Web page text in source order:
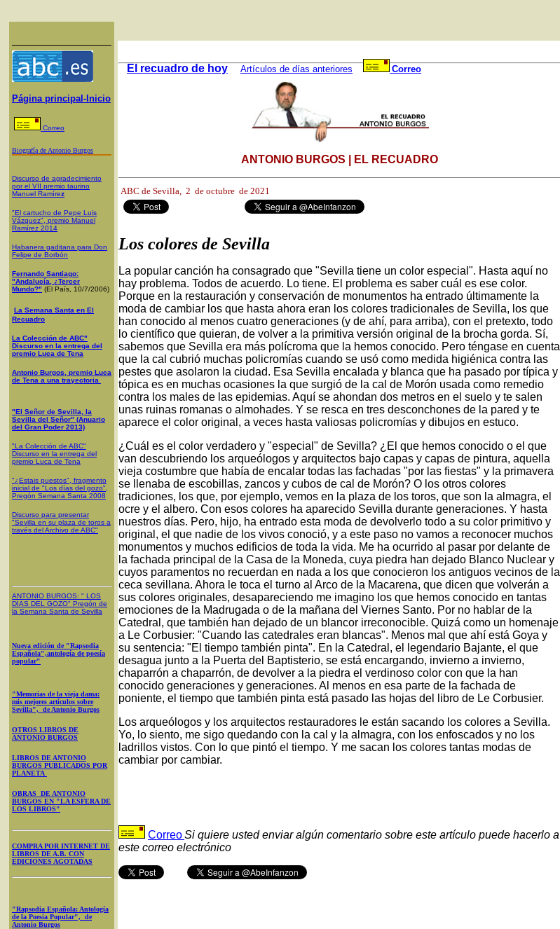
Página principal-Inicio
Correo
Biografía de Antonio Burgos
Discurso de agradecimiento
por el VII premio taurino
Manuel Ramírez
"El cartucho de Pepe Luis
Vázquez", premio Manuel
Ramírez 2014
Habanera gaditana para Don
Felipe de Borbón
Fernando Santiago:
"Andalucía, ¿Tercer
Mundo?" (El País, 10/7/2006)
La Semana Santa en El
Recuadro
La Colección de ABC"
Discurso en la entrega del
premio Luca de Tena
Antonio Burgos, premio Luca
de Tena a una trayectoria
"El Señor de Sevilla, la
Sevilla del Señor" (Anuario
del Gran Poder 2013)
"La Colección de ABC"
Discurso en la entrega del
premio Luca de Tena
"¿Estais puestos", fragmento
inicial de "Los días del gozo",
Pregón Semana Santa 2008
Discurso para presentar
"Sevilla en su plaza de toros a
través del Archivo de ABC"
ANTONIO BURGOS: " LOS
DÍAS DEL GOZO" Pregón de
la Semana Santa de Sevilla
Nueva edición de "Rapsodia
Española",antología de poesía
popular"
"Memorias de la vieja dama:
mis mejores artículos sobre
Sevilla", de Antonio Burgos
OTROS LIBROS DE
ANTONIO BURGOS
LIBROS DE ANTONIO
BURGOS PUBLICADOS POR
PLANETA
OBRAS DE ANTONIO
BURGOS EN "LA ESFERA DE
LOS LIBROS"
COMPRA POR INTERNET DE
LIBROS DE A.B. CON
EDICIONES AGOTADAS
"Rapsodia Española: Antología
de la Poesía Popular", de
Antonio Burgos
El recuadro de hoy Artículos de días anteriores Correo
ANTONIO BURGOS | EL RECUADRO
ABC de Sevilla, 2 de octubre de 2021
Los colores de Sevilla
La popular canción ha consagrado que "Sevilla tiene un color especial". Hasta aquí no
hay problema. Todos de acuerdo. Lo tiene. El problema es saber cuál es ese color.
Porque en la restauración y conservación de monumentos ha entrado últimamente la
moda de cambiar los que hasta ahora eran los colores tradicionales de Sevilla, los que
han conocido al menos cuatro generaciones (y de ahí, para arriba), con el pretexto, todo
lo científico que quieran, de volver a la primitiva versión original de la brocha gorda. Sí,
sabemos que Sevilla era más polícroma que la hemos conocido. Pero téngase en cuenta
que la cal cubrió muchas policromías cuando se usó como medida higiénica contra las
pestes que asolaron la ciudad. Esa Sevilla encalada y blanca que ha pasado por típica y
tópica es en muchas ocasiones la que surgió de la cal de Morón usada como remedio
contra los males de las epidemias. Aquí se ahondan dos metros en el suelo y te salen
unas ruinas romanas o almohades. Y se resca en tres desconchones de la pared y te
aparece el color original, a veces hasta valiosas policromías y dibujos en estuco.
¿Cuál es el color verdadero y "especial" de Sevilla? ¿El que hemos conocido o el que
van descubriendo los arqueólogos y arquitectos bajo capas y capas de pintura, aquella
vieja costumbre que había de encalar todas las fachadas "por las fiestas" y la primavera
se llenaba de escobillas, zancos y cubos de cal de Morón? O los otros colores
tradiciones, los que, por ejemplo, vemos en la plaza de los toros, que son la almagra, el
ocre y el albero. Con esos colores ha aparecido Sevilla durante generaciones. Y hasta
nuestros días. Pero, hijo, ha entrado esta moda de devolverlo todo a su color primitivo y
original, el que nadie de los vivos conoció, y a este paso no vamos a reconocer muchos
monumentos y muchos edificios de toda la vida. Me ha ocurrido al pasar por delante de
la fachada principal de la Casa de la Moneda, cuya piedra han dejado Blanco Nuclear y
cuyos paramentos no recuerdan en nada a los que conocieron los antiguos vecinos de la
ceca sevillana. Ahora le toca el turno al Arco de la Macarena, que dicen que volverán a
sus colores originales, desapareciendo me imagino los que hemos conocido en tantas
emociones de la Madrugada o de la mañana del Viernes Santo. Por no hablar de la
Catedral, que también han dejado de un blancor irreconocible. Quizá como un homenaje
a Le Corbusier: "Cuando las catedrales eran blancas". Menos mal que ahí está Goya y
su sentencia: "El tiempo también pinta". En la Catedral, el legendario Bajante, el que
desagua junto a la Puerta del Baptisterio, se está encargando, invierno a invierno,
chaparrón a chaparrón, de devolver a la piedra el verdinoso color con que la han
conocido generaciones y generaciones. Al menos en esa parte de la fachada de
poniente, el tiempo que también pinta está pasado las hojas del libro de Le Corbusier.
Los arqueólogos y los arquitectos restauradores le están sacando los colores a Sevilla.
Yo, lo siento, me sigo quedando con la cal y la almagra, con los enfoscados y no los
ladrillos vistos. Con lo que pintó el tiempo. Y me sacan los colores tantas modas de
cambiar por cambiar.
CorreoSi quiere usted enviar algún comentario sobre este artículo puede hacerlo a
este correo electrónico